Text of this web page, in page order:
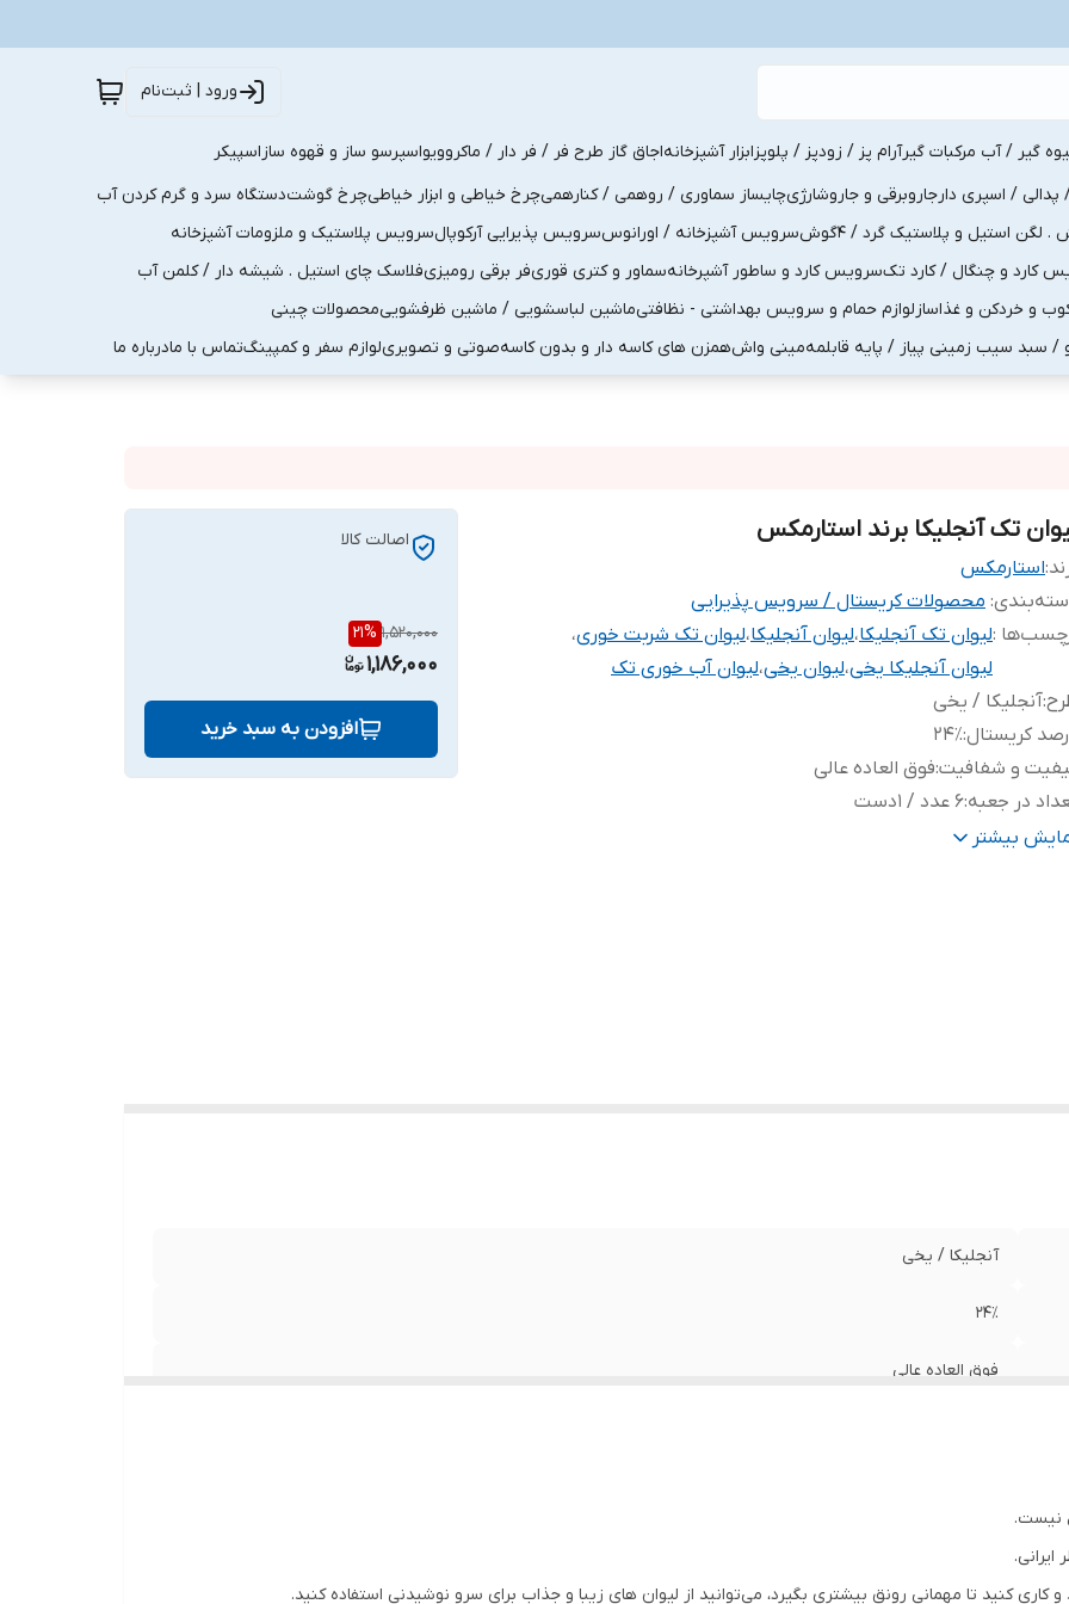
ورود | ثبت‌نام
گیر / آب مرکبات گیرآرام پز / زودپز / پلوپزابزار آشپزخانهاجاق گاز طرح فر / فر دار / ماکروویواسپرسو ساز و قهوه سازاسپیکر
/ اسپری دارجاروبرقی و جاروشارژیچایساز سماوری / روهمی / کنارهمیچرخ خیاطی و ابزار خیاطیچرخ گوشتدستگاه سرد و گرم کردن آب
استیل و پلاستیک گرد / 4گوش سرویس آشپزخانه / اورانوسسرویس پذیرایی آرکوپالسرویس پلاستیک و ملزومات آشپزخانه
کارد و چنگال / کارد تکسرویس کارد و ساطور آشپرخانهسماور و کتری قوریفر برقی رومیزیفلاسک چای استیل . شیشه دار / کلمن آب
و خردکن و غذاسازلوازم حمام و سرویس بهداشتی - نظافتیماشین لباسشویی / ماشین ظرفشوییمحصولات چینی
/ سبد سیب زمینی پیاز / پایه قابلمهمینی واشهمزن های کاسه دار و بدون کاسهصوتی و تصویریلوازم سفر و کمپینگتماس با مادرباره ما
تک آنجلیکا برند استارمکس
استارمکس
: محصولات کریستال / سرویس پذیرایی
:لیوان تک آنجلیکا،لیوان آنجلیکا،لیوان تک شربت خوری،
لیوان آنجلیکا یخی،لیوان یخی،لیوان آب خوری تک
:آنجلیکا / یخی
کریستال:۲۴٪
و شفافیت:فوق العاده عالی
در جعبه:۶ عدد / ۱دست
محصول:لیوان شربت خوری / بلندبیشتر
اصالت کالا
1,520,000
21%
1,186,000
افزودن به سبد خرید
آنجلیکا / یخی
۲۴٪
فوق العاده عالی
نیست.
کاری کنید تا مهمانی رونق بیشتری بگیرد، می‌توانید از لیوان های زیبا و جذاب برای سرو نوشیدنی استفاده کنید.